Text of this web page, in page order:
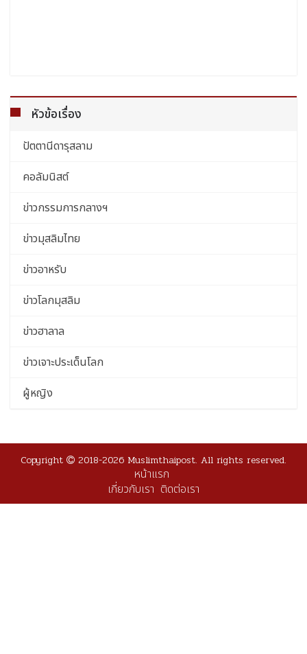
หัวข้อเรื่อง
ปัตตานีดารุสลาม
คอลัมนิสต์
ข่าวกรรมการกลางฯ
ข่าวมุสลิมไทย
ข่าวอาหรับ
ข่าวโลกมุสลิม
ข่าวฮาลาล
ข่าวเจาะประเด็นโลก
ผู้หญิง